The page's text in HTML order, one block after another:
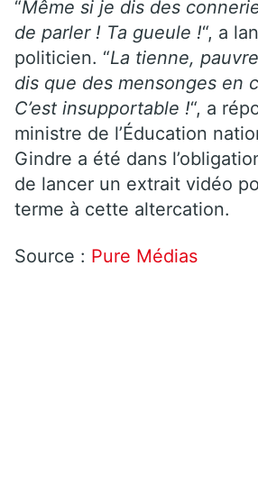
“Même si je dis des
de parler ! Ta gueule !“, a
politicien. “La tienne,
dis que des mensonges en
C’est insupportable !“, a
ministre de l’Éducation
Gindre a été dans
de lancer un extrait vidéo
terme à cette altercation.
Source : Pure Médias